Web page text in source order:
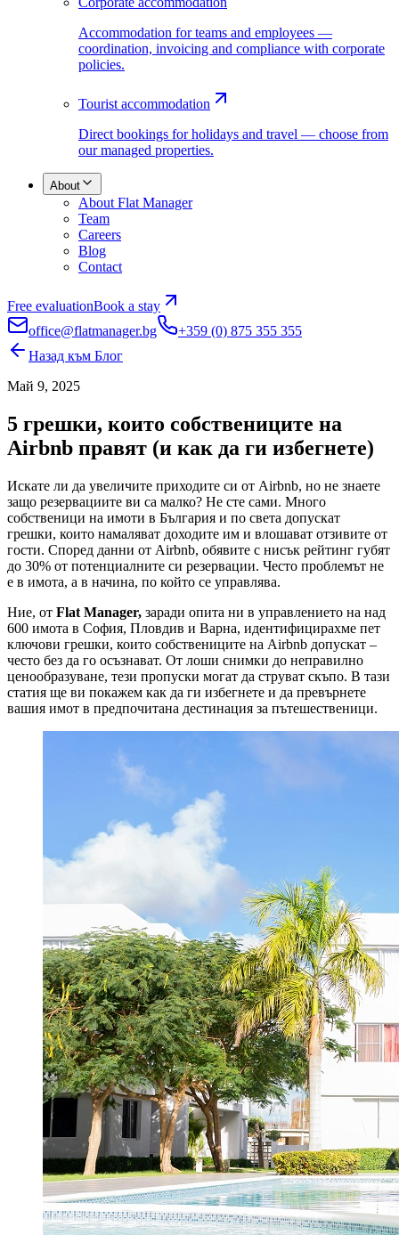
Accommodation for teams and employees —
coordination, invoicing and compliance with corporate
policies.
Tourist accommodation
Direct bookings for holidays and travel — choose from
our managed properties.
About
About Flat Manager
Team
Careers
Blog
Contact
Free evaluationBook a stay
office@flatmanager.bg
+359 (0) 875 355 355
Назад към Блог
Май 9, 2025
5 грешки, които собствениците на
Airbnb правят (и как да ги избегнете)
Искате ли да увеличите приходите си от Airbnb, но не знаете
защо резервациите ви са малко? Не сте сами. Много
собственици на имоти в България и по света допускат
грешки, които намаляват доходите им и влошават отзивите от
гости. Според данни от Airbnb, обявите с нисък рейтинг губят
до 30% от потенциалните си резервации. Често проблемът не
е в имота, а в начина, по който се управлява.
Ние, от Flat Manager, заради опита ни в управлението на над
600 имота в София, Пловдив и Варна, идентифицирахме пет
ключови грешки, които собствениците на Airbnb допускат –
често без да го осъзнават. От лоши снимки до неправилно
ценообразуване, тези пропуски могат да струват скъпо. В тази
статия ще ви покажем как да ги избегнете и да превърнете
вашия имот в предпочитана дестинация за пътешественици.